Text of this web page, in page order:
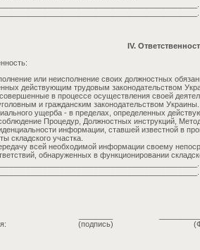
IV.
или неисполнение своих должностных
действующим трудовым законодательством
в процессе осуществления своей
и гражданским законодательством Украины.
ущерба - в пределах, определенных
Процедур, Должностных инструкций,
информации, ставшей известной в
складского участка.
всей необходимой информации своему
обнаруженных в функционировании
(подпись)